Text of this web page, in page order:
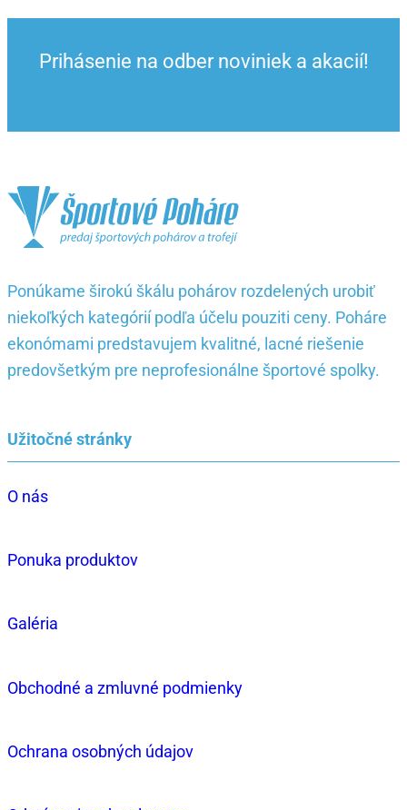
Prihásenie na odber noviniek a akacií!
Ponúkame širokú škálu pohárov rozdelených urobiť
niekoľkých kategórií podľa účelu pouziti ceny. Poháre
ekonómami predstavujem kvalitné, lacné riešenie
predovšetkým pre neprofesionálne športové spolky.
Užitočné stránky
O nás
Ponuka produktov
Galéria
Obchodné a zmluvné podmienky
Ochrana osobných údajov